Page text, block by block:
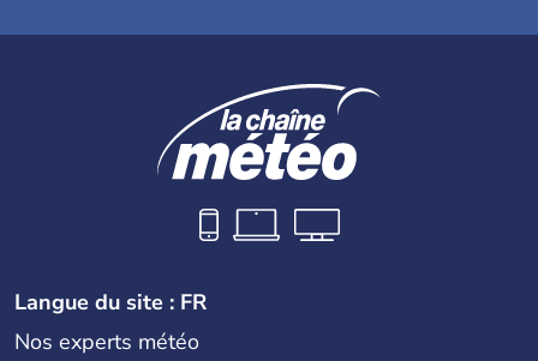
Langue du site : FR
Nos experts météo